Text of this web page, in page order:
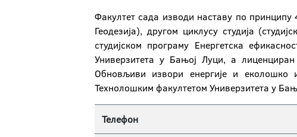
Факултет сада изводи наставу по принципу
Геодезија), другом циклусу студија
студијском програму Енергетска
Универзитета у Бањој Луци, а
Обновљиви извори енергије и еколошко
Технолошким факултетом Универзитета у
Телефон